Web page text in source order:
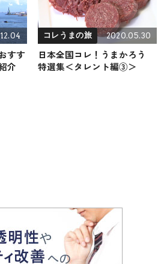
すす
介
コレうまの旅 2020.05.30
日本全国コレ！うまかろう
特選集＜タレント編③＞